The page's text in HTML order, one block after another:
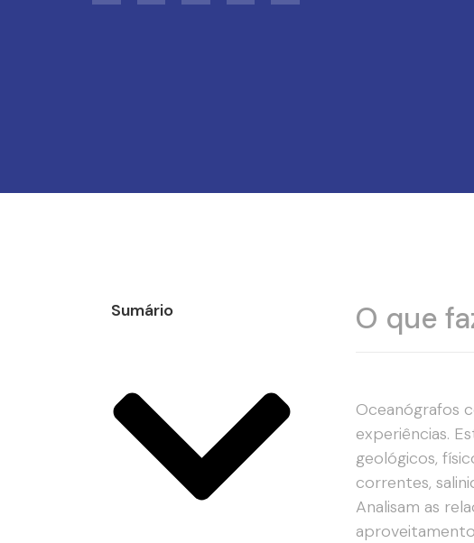
Sumário O que
Oceanógrafos
experiências.
geológicos,
correntes,
Analisam as